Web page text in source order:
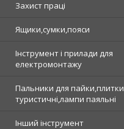
Захист праці
Ящики,сумки,пояси
Інструмент і прилади для
електромонтажу
Пальники для пайки,плитки
туристичні,лампи паяльні
Інший інструмент